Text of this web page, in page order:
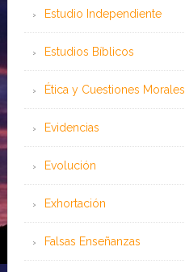
Estudio Independiente
Estudios Bíblicos
Ética y Cuestiones Morales
Evidencias
Evolución
Exhortación
Falsas Enseñanzas